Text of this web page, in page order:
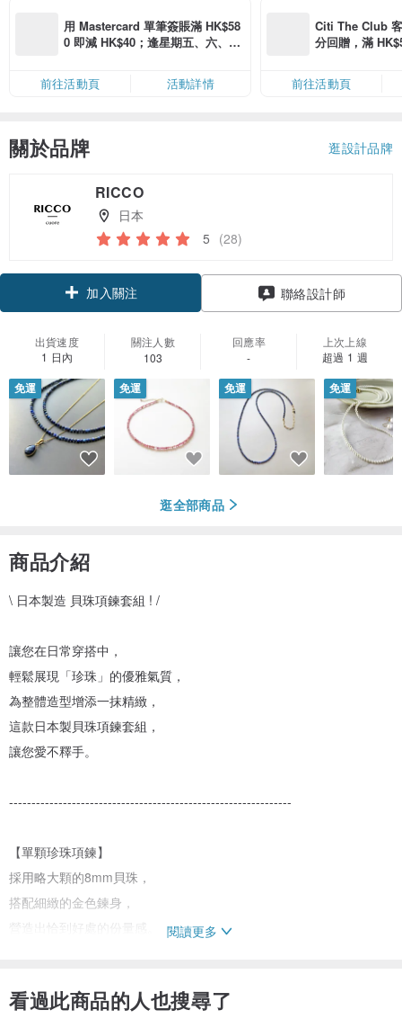
用 Mastercard 單筆簽賬滿 HK$58
0 即減 HK$40；逢星期五、六、日
限，額滿即止，僅限「常用信用
卡」結帳）
前往活動頁 活動詳情
Citi The Club
分回贈，滿
前往活動頁
關於品牌 逛設計品牌
RICCO
日本
5 (28)
加入關注 聯絡設計師
出貨速度
1 日內
關注人數
103
回應率
-
上次上線
超過 1 週
免運 免運 免運 免運
逛全部商品
商品介紹
\ 日本製造 貝珠項鍊套組 ! /
讓您在日常穿搭中，
輕鬆展現「珍珠」的優雅氣質，
為整體造型增添一抹精緻，
這款日本製貝珠項鍊套組，
讓您愛不釋手。
---------------------------------------------------------------
【單顆珍珠項鍊】
採用略大顆的8mm貝珠，
搭配細緻的金色鍊身，
營造出恰到好處的份量感。
精巧可愛的baby pearl，
閱讀更多
看過此商品的人也搜尋了